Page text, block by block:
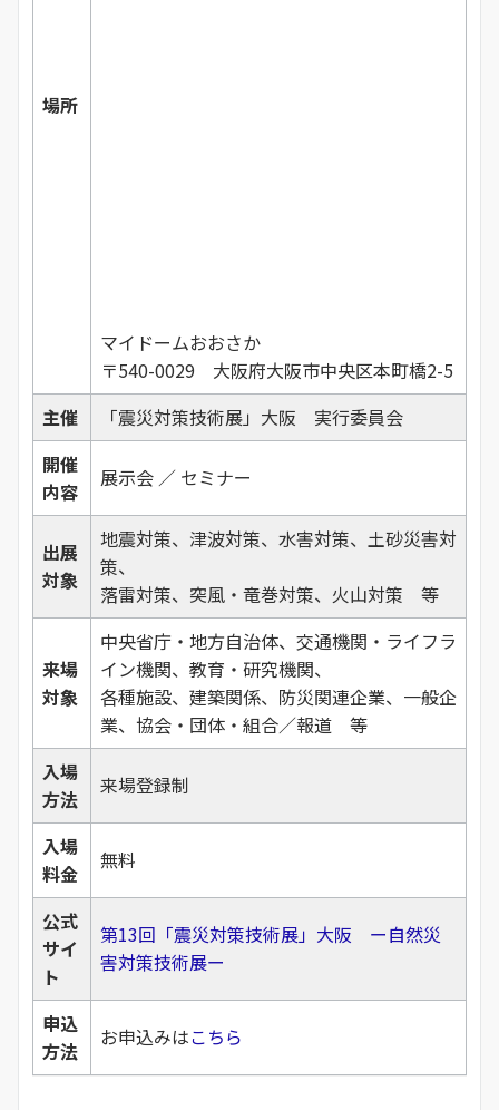
場所
マイドームおおさか
〒540-0029 大阪府大阪市中央区本町橋2-5
主催
「震災対策技術展」大阪 実行委員会
開催
内容
展示会 ／ セミナー
出展
対象
地震対策、津波対策、水害対策、土砂災害対
策、
落雷対策、突風・竜巻対策、火山対策 等
来場
対象
中央省庁・地方自治体、交通機関・ライフラ
イン機関、教育・研究機関、
各種施設、建築関係、防災関連企業、一般企
業、協会・団体・組合／報道 等
入場
方法
来場登録制
入場
料金
無料
公式
サイ
ト
第13回「震災対策技術展」大阪 ー自然災
害対策技術展ー
申込
方法
お申込みはこちら